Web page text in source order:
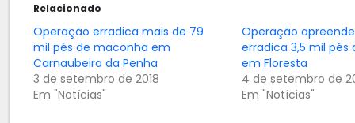
Relacionado
Operação erradica mais de 79
mil pés de maconha em
Carnaubeira da Penha
3 de setembro de 2018
Em "Notícias"
Operação
erradica 3,5 mil
em Floresta
4 de setembro de
Em "Notícias"